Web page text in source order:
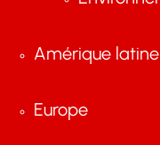
Amérique latine
Europe